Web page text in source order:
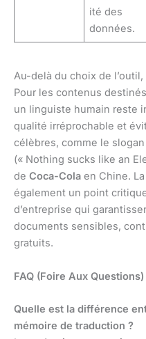
ité des
données.
Au-delà du choix de
Pour les contenus
un linguiste humain reste
qualité irréprochable et
célèbres, comme le slogan
(« Nothing sucks like an
de Coca-Cola en Chine.
également un point
d’entreprise qui
documents sensibles,
gratuits.
FAQ (Foire Aux Questions)
Quelle est la différence
mémoire de traduction ?